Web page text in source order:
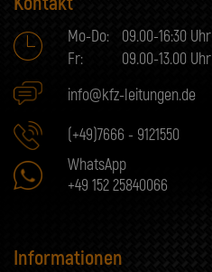
Mo-Do:
09.00-16:30 Uhr
Fr:
09.00-13.00 Uhr
info@kfz-leitungen.de
(+49)7666 - 9121550
WhatsApp
+49 152 25840066
Informationen